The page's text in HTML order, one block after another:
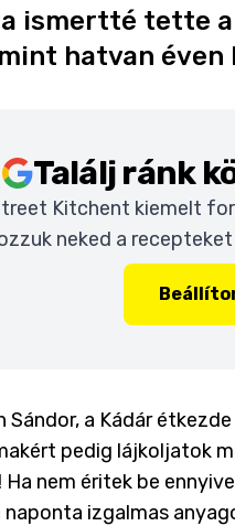
ismertté tette
hatvan éven
Találj ránk
Kitchent kiemelt
neked a
a Kádár
pedig lájkoljatok
! Ha nem éritek be
izgalmas